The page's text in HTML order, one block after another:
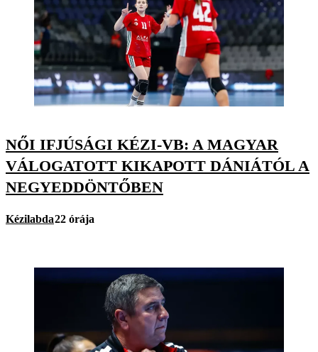
NŐI IFJÚSÁGI KÉZI-VB: A MAGYAR
VÁLOGATOTT KIKAPOTT DÁNIÁTÓL A
NEGYEDDÖNTŐBEN
Kézilabda22 órája